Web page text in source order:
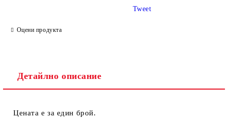
Оцени продукта
Tweet
Детайлно описание
Цената е за един брой.